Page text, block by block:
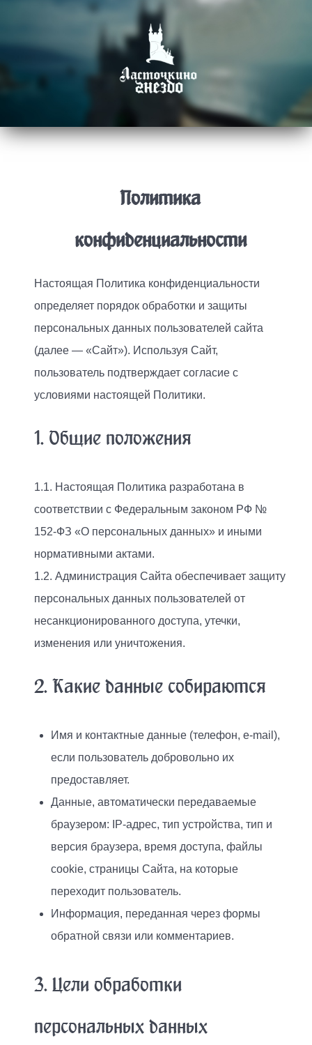
Политика
конфиденциальности
Настоящая Политика конфиденциальности
определяет порядок обработки и защиты
персональных данных пользователей сайта
(далее — «Сайт»). Используя Сайт,
пользователь подтверждает согласие с
условиями настоящей Политики.
1. Общие положения
1.1. Настоящая Политика разработана в
соответствии с Федеральным законом РФ №
152-ФЗ «О персональных данных» и иными
нормативными актами.
1.2. Администрация Сайта обеспечивает защиту
персональных данных пользователей от
несанкционированного доступа, утечки,
изменения или уничтожения.
2. Какие данные собираются
Имя и контактные данные (телефон, e-mail),
если пользователь добровольно их
предоставляет.
Данные, автоматически передаваемые
браузером: IP-адрес, тип устройства, тип и
версия браузера, время доступа, файлы
cookie, страницы Сайта, на которые
переходит пользователь.
Информация, переданная через формы
обратной связи или комментариев.
3. Цели обработки
персональных данных